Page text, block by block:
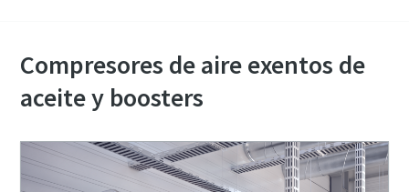
Compresores de aire exentos de
aceite y boosters